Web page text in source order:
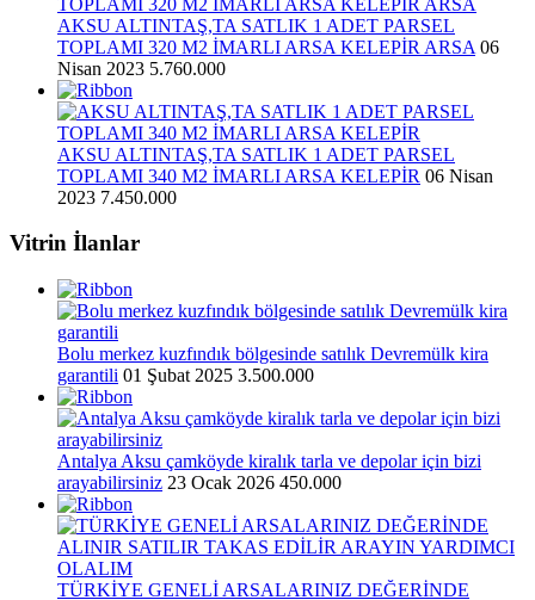
AKSU ALTINTAŞ,TA SATLIK 1 ADET PARSEL
TOPLAMI 320 M2 İMARLI ARSA KELEPİR ARSA 06
Nisan 2023 5.760.000
AKSU ALTINTAŞ,TA SATLIK 1 ADET PARSEL
TOPLAMI 340 M2 İMARLI ARSA KELEPİR 06 Nisan
2023 7.450.000
Vitrin İlanlar
Bolu merkez kuzfındık bölgesinde satılık Devremülk kira
garantili 01 Şubat 2025 3.500.000
Antalya Aksu çamköyde kiralık tarla ve depolar için bizi
arayabilirsiniz 23 Ocak 2026 450.000
TÜRKİYE GENELİ ARSALARINIZ DEĞERİNDE